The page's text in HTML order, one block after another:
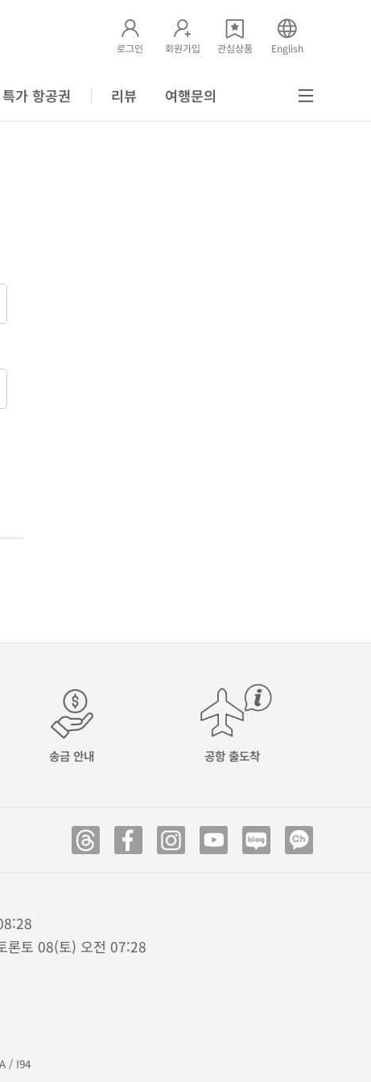
로그인 회원가입 관심상품 English
특가 항공권 리뷰 여행문의
송금 안내 공항 출도착
론토 08(토) 오전 07:28
/ I94